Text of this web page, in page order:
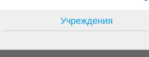
Учреждения